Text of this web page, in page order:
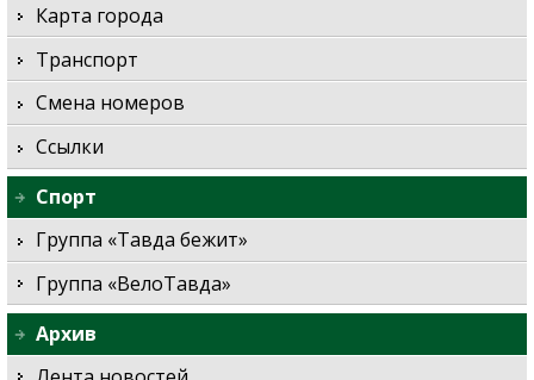
Карта города
Транспорт
Смена номеров
Ссылки
Спорт
Группа «Тавда бежит»
Группа «ВелоТавда»
Архив